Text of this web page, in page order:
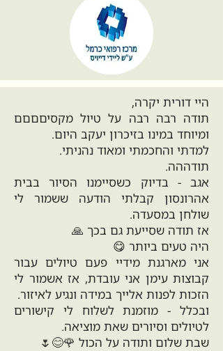
היי דורית יקרה,
תודה רבה רבה על טיול מקסיםםםם
ומיוחד במינו בזיכרון יעקב היום.
למדתי והחכמתי ומאוד נהניתי.
תודההה.
אגב - בדיוק כשסיימנו הסיור בבית
אהרונסון קבלתי הודעה ששמור לי
שולחן במסעדה.
אז תודה שסייעת גם בכך 🙏
היה טעים ביותר 😋
אני מארגנת מידיי פעם טיולים עבור
קבוצות עימן אני עובדת, אז אשמור לי
הזכות לפנות אלייך במידה ונגיע לאיזור.
ובכלל - מוזמנת לשלוח לי קישורים
לטיולים וסיורים שאת מוציאה.
שבת שלום ותודה על הכול 🌹😊🌷